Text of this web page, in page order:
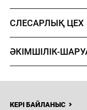
СЛЕСАРЛЫҚ ЦЕХ
ӘКІМШІЛІК-
КЕРІ БАЙЛАНЫС